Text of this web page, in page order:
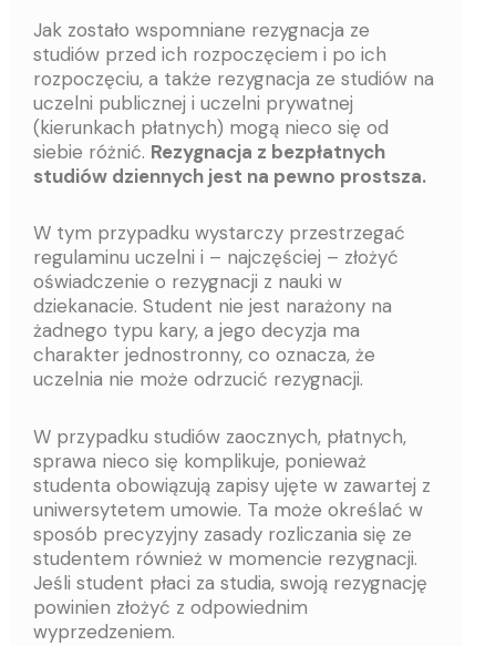
Jak zostało wspomniane rezygnacja ze
studiów przed ich rozpoczęciem i po ich
rozpoczęciu, a także rezygnacja ze studiów na
uczelni publicznej i uczelni prywatnej
(kierunkach płatnych) mogą nieco się od
siebie różnić. Rezygnacja z bezpłatnych
studiów dziennych jest na pewno prostsza.
W tym przypadku wystarczy przestrzegać
regulaminu uczelni i – najczęściej – złożyć
oświadczenie o rezygnacji z nauki w
dziekanacie. Student nie jest narażony na
żadnego typu kary, a jego decyzja ma
charakter jednostronny, co oznacza, że
uczelnia nie może odrzucić rezygnacji.
W przypadku studiów zaocznych, płatnych,
sprawa nieco się komplikuje, ponieważ
studenta obowiązują zapisy ujęte w zawartej z
uniwersytetem umowie. Ta może określać w
sposób precyzyjny zasady rozliczania się ze
studentem również w momencie rezygnacji.
Jeśli student płaci za studia, swoją rezygnację
powinien złożyć z odpowiednim
wyprzedzeniem.